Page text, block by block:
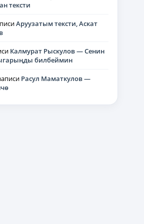
тексти
Аруузатым тексти, Аскат
Калмурат Рыскулов — Сенин
билбеймин
Расул Маматкулов —